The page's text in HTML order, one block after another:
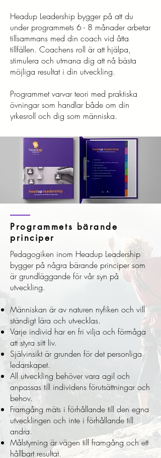
Headup Leadership bygger på att du
under programmets 6 - 8 månader arbetar
tillsammans med din coach vid åtta
tillfällen. Coachens roll är att hjälpa,
stimulera och utmana dig att nå bästa
möjliga resultat i din utveckling.
Programmet varvar teori med praktiska
övningar som handlar både om din
yrkesroll och dig som människa.
Programmets bärande
principer
Pedagogiken inom Headup Leadership
bygger på några bärande principer som
är grundläggande för vår syn på
utveckling.
Människan är av naturen nyfiken och vill
ständigt lära och utvecklas.
Varje individ har en fri vilja och förmåga
att styra sitt liv.
Självinsikt är grunden för det personliga
ledarskapet.
All utveckling behöver vara agil och
anpassas till individens förutsättningar och
behov.
Framgång mäts i förhållande till den egna
utvecklingen och inte i förhållande till
andra.
Målstyrning är vägen till framgång och ett
hållbart resultat.